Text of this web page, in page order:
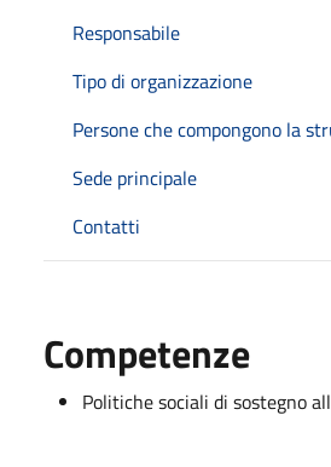
Responsabile
Tipo di organizzazione
Persone che compongono la
Sede principale
Contatti
Competenze
Politiche sociali di sostegno